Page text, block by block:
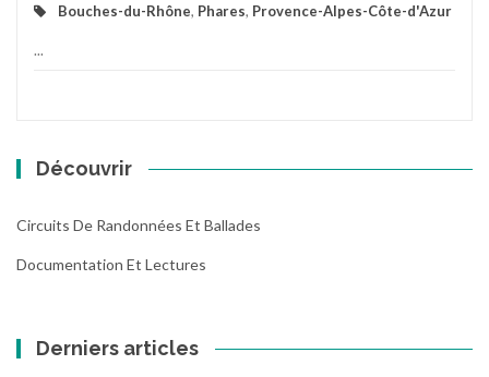
Bouches-du-Rhône, Phares, Provence-Alpes-Côte-d'Azur
...
Découvrir
Circuits De Randonnées Et Ballades
Documentation Et Lectures
Derniers articles